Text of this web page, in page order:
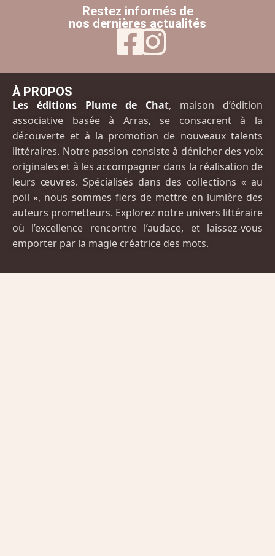
Restez informés de
nos dernières actualités
À PROPOS
Les éditions Plume de Chat, maison d’édition
associative basée à Arras, se consacrent à la
découverte et à la promotion de nouveaux talents
littéraires. Notre passion consiste à dénicher des voix
originales et à les accompagner dans la réalisation de
leurs œuvres. Spécialisés dans des collections « au
poil », nous sommes fiers de mettre en lumière des
auteurs prometteurs. Explorez notre univers littéraire
où l’excellence rencontre l’audace, et laissez-vous
emporter par la magie créatrice des mots.